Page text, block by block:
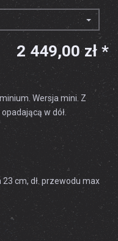
2 449,00 zł *
Wersja mini. Z
w dół.
cm, dł. przewodu max